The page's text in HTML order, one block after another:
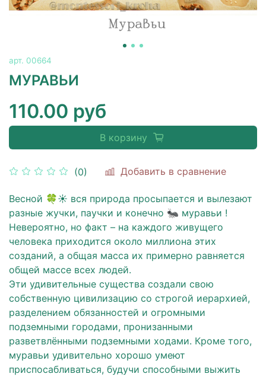
арт. 00664
МУРАВЬИ
(0) Добавить в сравнение
110.00 руб
В корзину
Весной 🍀☀ вся природа просыпается и вылезают
разные жучки, паучки и конечно 🐜 муравьи !
Невероятно, но факт – на каждого живущего
человека приходится около миллиона этих
созданий, а общая масса их примерно равняется
общей массе всех людей.
Эти удивительные существа создали свою
собственную цивилизацию со строгой иерархией,
разделением обязанностей и огромными
подземными городами, пронизанными
разветвлёнными подземными ходами. Кроме того,
муравьи удивительно хорошо умеют
приспосабливаться, будучи способными выжить